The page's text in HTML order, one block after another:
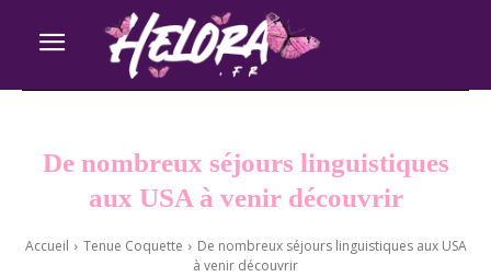
De nombreux séjours linguistiques
aux USA à venir découvrir
Accueil Tenue Coquette
De nombreux séjours linguistiques aux USA
à venir découvrir